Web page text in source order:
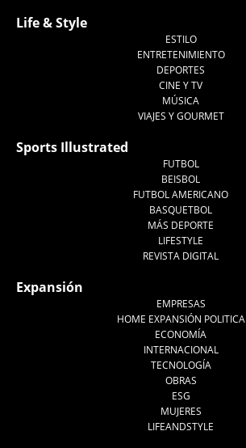
Life & Style
ESTILO
ENTRETENIMIENTO
DEPORTES
CINE Y TV
MÚSICA
VIAJES Y GOURMET
Sports Illustrated
FUTBOL
BEISBOL
FUTBOL AMERICANO
BASQUETBOL
MÁS DEPORTE
LIFESTYLE
REVISTA DIGITAL
Expansión
EMPRESAS
HOME EXPANSIÓN POLITICA
ECONOMÍA
INTERNACIONAL
TECNOLOGÍA
OBRAS
ESG
MUJERES
LIFEANDSTYLE